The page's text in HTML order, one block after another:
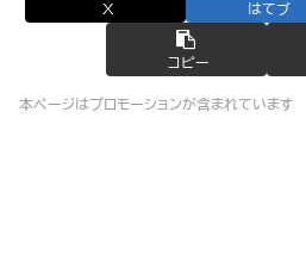
X はてブ
コピー
本ページはプロモーションが含まれています